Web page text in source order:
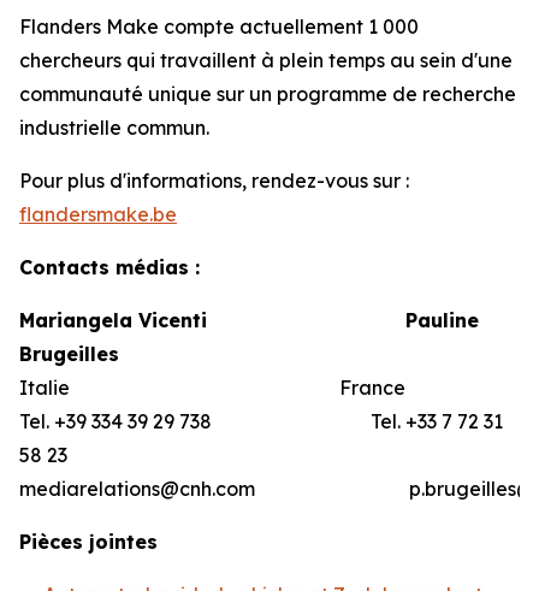
Flanders Make compte actuellement 1 000
chercheurs qui travaillent à plein temps au sein d'une
communauté unique sur un programme de recherche
industrielle commun.
Pour plus d'informations, rendez-vous sur :
flandersmake.be
Contacts médias :
Mariangela Vicenti
Pauline
Brugeilles
Italie France
Tel. +39 334 39 29 738 Tel. +33 7 72 31
58 23
mediarelations@cnh.com
Pièces jointes